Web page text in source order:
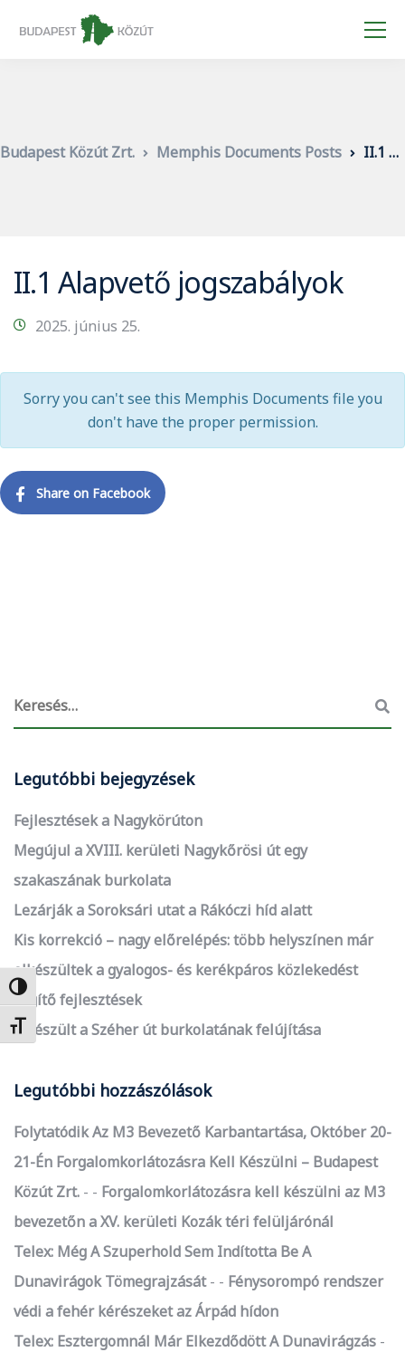
Nagy kontraszt váltása
Betűméret váltása
Budapest Közút Zrt. Memphis Documents Posts II.1 Alapvető jogszabályok
II.1 Alapvető jogszabályok
2025. június 25.
Sorry you can't see this Memphis Documents file you
don't have the proper permission.
Share on Facebook
Legutóbbi bejegyzések
Fejlesztések a Nagykörúton
Megújul a XVIII. kerületi Nagykőrösi út egy
szakaszának burkolata
Lezárják a Soroksári utat a Rákóczi híd alatt
Kis korrekció – nagy előrelépés: több helyszínen már
elkészültek a gyalogos- és kerékpáros közlekedést
segítő fejlesztések
Elkészült a Széher út burkolatának felújítása
Legutóbbi hozzászólások
Folytatódik Az M3 Bevezető Karbantartása, Október 20-
21-Én Forgalomkorlátozásra Kell Készülni – Budapest
Közút Zrt.
- Forgalomkorlátozásra kell készülni az M3
bevezetőn a XV. kerületi Kozák téri felüljárónál
Telex: Még A Szuperhold Sem Indította Be A
Dunavirágok Tömegrajzását
- Fénysorompó rendszer
védi a fehér kérészeket az Árpád hídon
Telex: Esztergomnál Már Elkezdődött A Dunavirágzás